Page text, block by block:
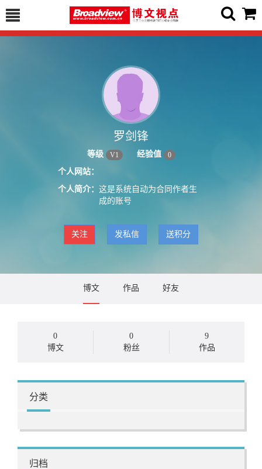
罗剑锋
等级 V1 经验值 0
个人网站：
个人简介： 这是系统自动为合同作者生
成的账号
关注 发私信 送积分
博文 作品 好友
0
博文
0
粉丝
9
作品
分类
归档